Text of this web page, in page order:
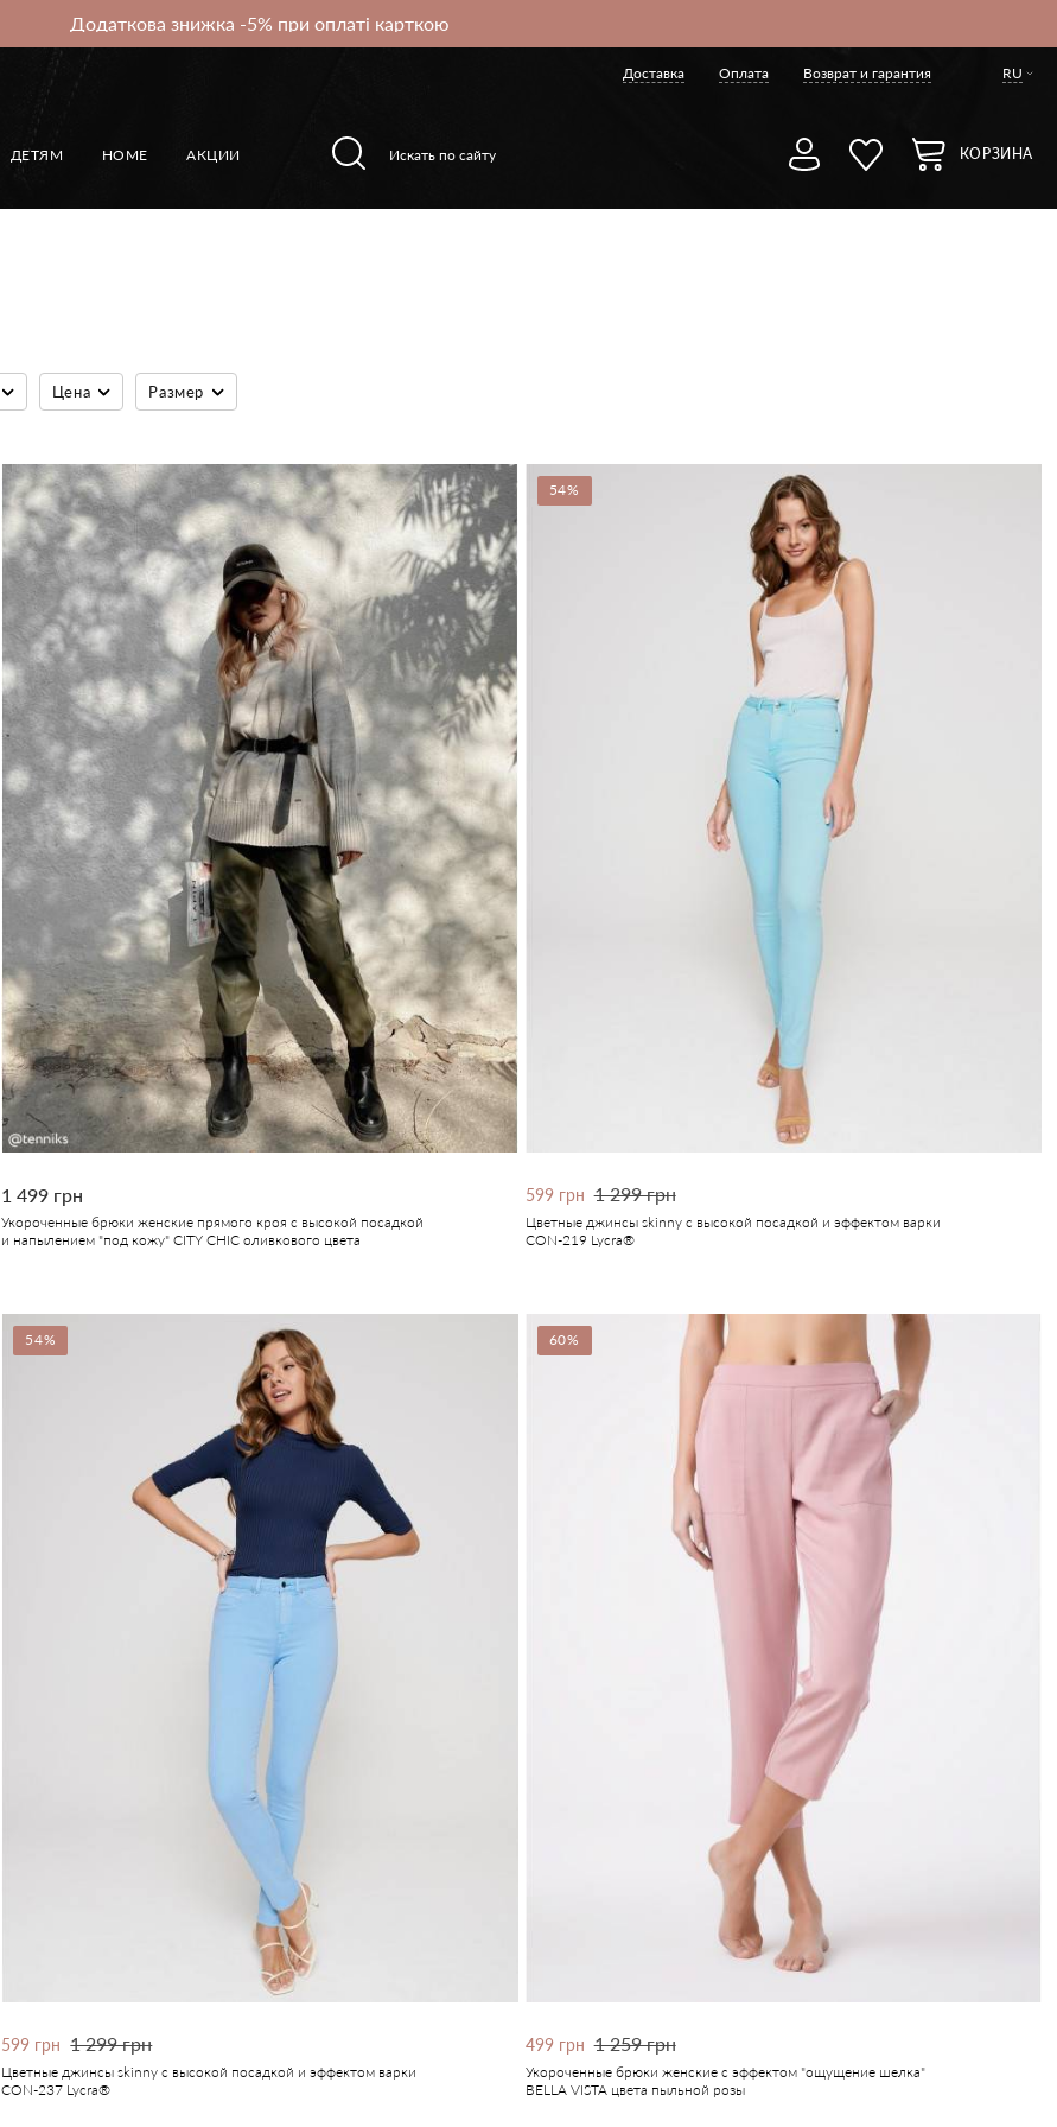
Додаткова знижка -5% при оплаті карткою
Доставка Оплата Возврат и гарантия RU
ДЕТЯМ HOME АКЦИИ КОРЗИНА
Цена Размер
1 499 грн
Укороченные брюки женские прямого кроя с высокой посадкой
и напылением "под кожу" CITY CHIC оливкового цвета
54%
599 грн 1 299 грн
Цветные джинсы skinny с высокой посадкой и эффектом варки
CON-219 Lycra®
54%
599 грн 1 299 грн
Цветные джинсы skinny с высокой посадкой и эффектом варки
CON-237 Lycra®
60%
499 грн 1 259 грн
Укороченные брюки женские с эффектом "ощущение шелка"
BELLA VISTA цвета пыльной розы